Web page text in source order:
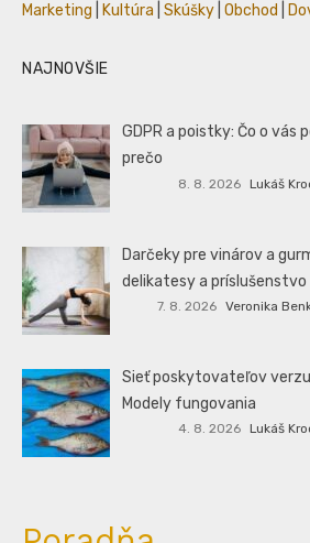
Marketing
Kultúra Skúšky Obchod
NAJNOVŠIE
GDPR a poistky: Čo o vás
prečo
8. 8. 2026 Lukáš
Darčeky pre vinárov a
delikatesy a príslušenstvo
7. 8. 2026 Veronika
Sieť poskytovateľov
Modely fungovania
4. 8. 2026 Lukáš